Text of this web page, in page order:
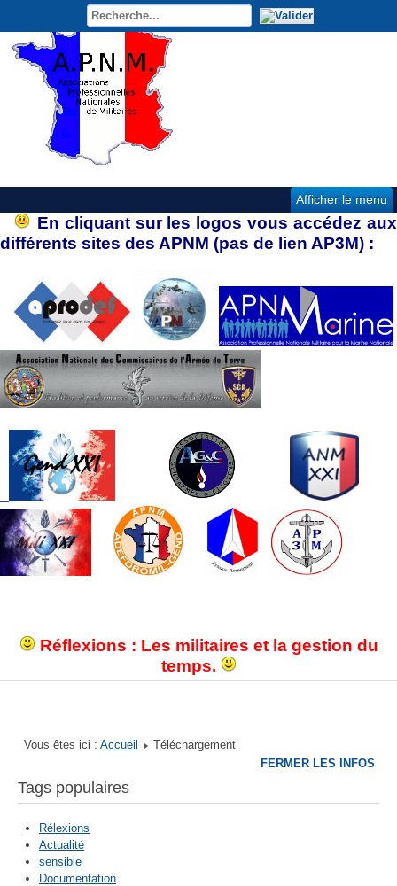
Afficher le menu
En cliquant sur les logos vous accédez aux
différents sites des APNM (pas de lien AP3M) :
Réflexions : Les militaires et la gestion du
temps.
Vous êtes ici : Accueil Téléchargement
Tags populaires
Rélexions
Actualité
sensible
Documentation
FERMER LES INFOS